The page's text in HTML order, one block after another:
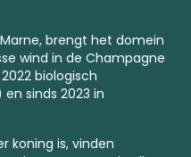
brengt het domein
wind in de Champagne
biologisch
sinds 2023 in
koning is, vinden